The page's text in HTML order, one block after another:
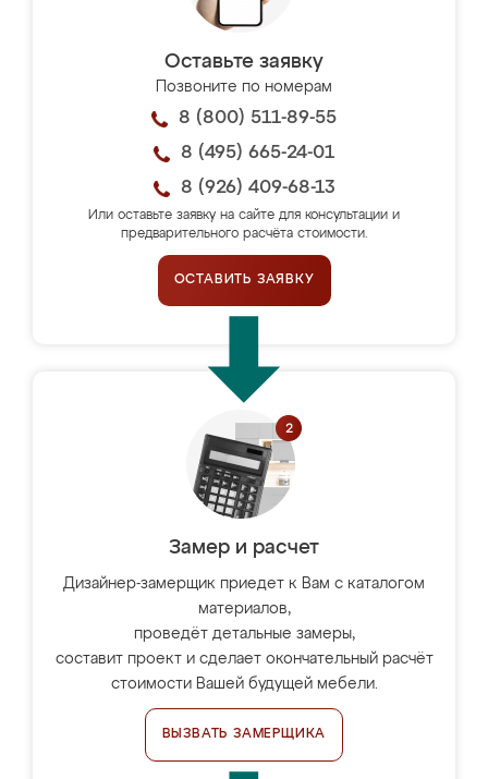
Оставьте заявку
Позвоните по номерам
8 (800) 511-89-55
8 (495) 665-24-01
8 (926) 409-68-13
Или оставьте заявку на сайте для консультации и
предварительного расчёта стоимости.
ОСТАВИТЬ ЗАЯВКУ
Замер и расчет
Дизайнер-замерщик приедет к Вам с каталогом
материалов,
проведёт детальные замеры,
составит проект и сделает окончательный расчёт
стоимости Вашей будущей мебели.
ВЫЗВАТЬ ЗАМЕРЩИКА